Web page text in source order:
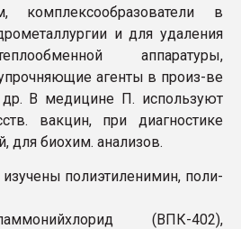
комплексообразователи в
и для удаления
аппаратуры,
агенты в произ-ве
В медицине П. используют
вакцин, при диагностике
для биохим. анализов.
полиэтиленимин, поли-
(ВПК-402),